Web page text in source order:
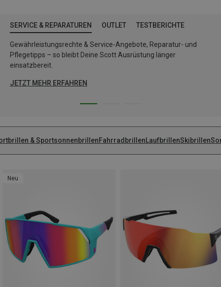
SERVICE & REPARATUREN OUTLET TESTBERICHTE
Gewährleistungsrechte & Service-Angebote, Reparatur- und
Pflegetipps – so bleibt Deine Scott Ausrüstung länger
einsatzbereit.
JETZT MEHR ERFAHREN
& SportsonnenbrillenFahrradbrillenLaufbrillenSkibrillen
Neu